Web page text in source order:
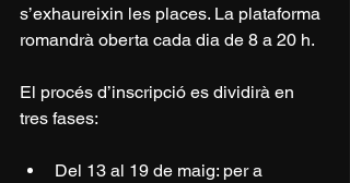
s’exhaureixin les places. La plataforma
romandrà oberta cada dia de 8 a 20 h.
El procés d’inscripció es dividirà en
tres fases:
Del 13 al 19 de maig: per a